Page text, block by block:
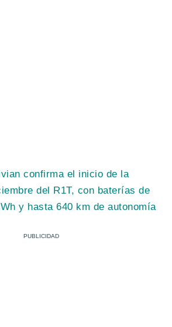
confirma el inicio de la
del R1T, con baterías de
y hasta 640 km de autonomía